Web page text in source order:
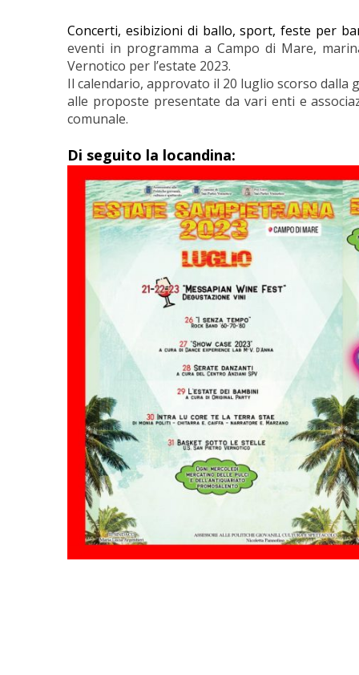
Concerti, esibizioni di ballo, sport, feste per
eventi in programma a Campo di Mare,
Vernotico per l’estate 2023.
Il calendario, approvato il 20 luglio scorso
alle proposte presentate da vari enti e
comunale.
Di seguito la locandina: